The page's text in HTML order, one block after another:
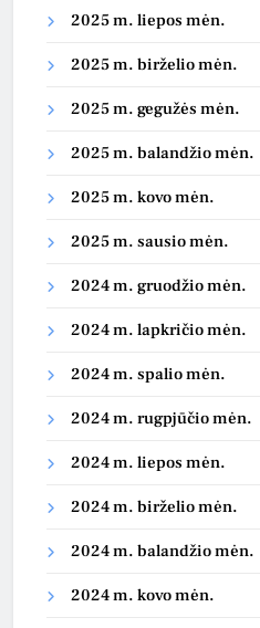
2025 m. liepos mėn.
2025 m. birželio mėn.
2025 m. gegužės mėn.
2025 m. balandžio mėn.
2025 m. kovo mėn.
2025 m. sausio mėn.
2024 m. gruodžio mėn.
2024 m. lapkričio mėn.
2024 m. spalio mėn.
2024 m. rugpjūčio mėn.
2024 m. liepos mėn.
2024 m. birželio mėn.
2024 m. balandžio mėn.
2024 m. kovo mėn.